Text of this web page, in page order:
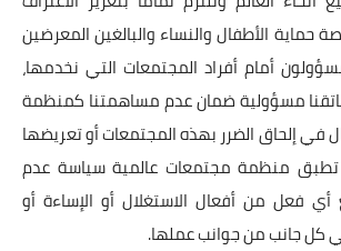
حماية الأطفال والنساء والبالغين المعرضين
أمام أفراد المجتمعات التي نخدمها،
مسؤولية ضمان عدم مساهمتنا كمنظمة
إلحاق الضرر بهذه المجتمعات أو تعريضها
تطبق منظمة مجتمعات عالمية سياسة عدم
فعل من أفعال الاستغلال أو الإساءة أو
كل جانب من جوانب عملها.